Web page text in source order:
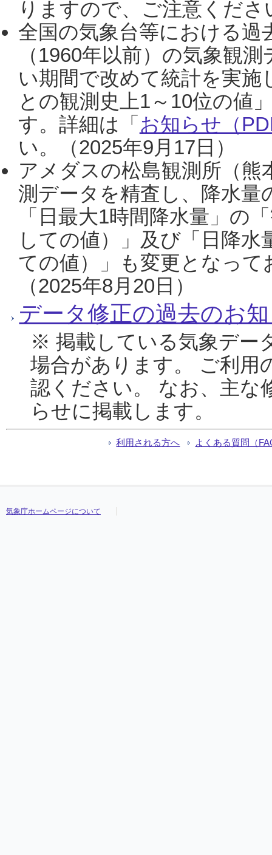
りますので、ご注意くだ
全国の気象台等における過
（1960年以前）の気象観
い期間で改めて統計を実
との観測史上1～10位の値
す。詳細は「 お知らせ（
い。（2025年9月17日）
アメダスの松島観測所（熊
測データを精査し、降水
「日最大1時間降水量」の
しての値）」及び「日降
ての値）」も変更となっ
（2025年8月20日）
データ修正の過去のお
※ 掲載している気象デー
場合があります。 ご利用
認ください。 なお、主な
らせに掲載します。
利用される方へ よくある質問（
気象庁ホームページについて